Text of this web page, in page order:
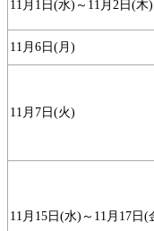
11月1日(水)～11月2日(木)
11月6日(月)
11月7日(火)
11月15日(水)～11月17日(